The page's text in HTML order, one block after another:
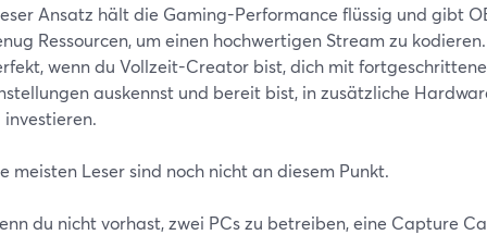
Ansatz hält die Gaming-Performance flüssig und gibt
Ressourcen, um einen hochwertigen Stream zu kodieren.
wenn du Vollzeit-Creator bist, dich mit
auskennst und bereit bist, in zusätzliche
investieren.
meisten Leser sind noch nicht an diesem Punkt.
du nicht vorhast, zwei PCs zu betreiben, eine Capture